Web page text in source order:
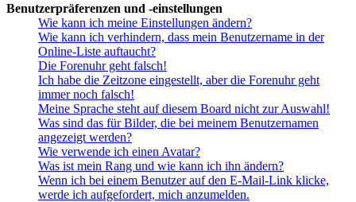
Benutzerpräferenzen und -einstellungen
Wie kann ich meine Einstellungen ändern?
Wie kann ich verhindern, dass mein Benutzername in der
Online-Liste auftaucht?
Die Forenuhr geht falsch!
Ich habe die Zeitzone eingestellt, aber die Forenuhr geht
immer noch falsch!
Meine Sprache steht auf diesem Board nicht zur Auswahl!
Was sind das für Bilder, die bei meinem Benutzernamen
angezeigt werden?
Wie verwende ich einen Avatar?
Was ist mein Rang und wie kann ich ihn ändern?
Wenn ich bei einem Benutzer auf den E-Mail-Link klicke,
werde ich aufgefordert, mich anzumelden.